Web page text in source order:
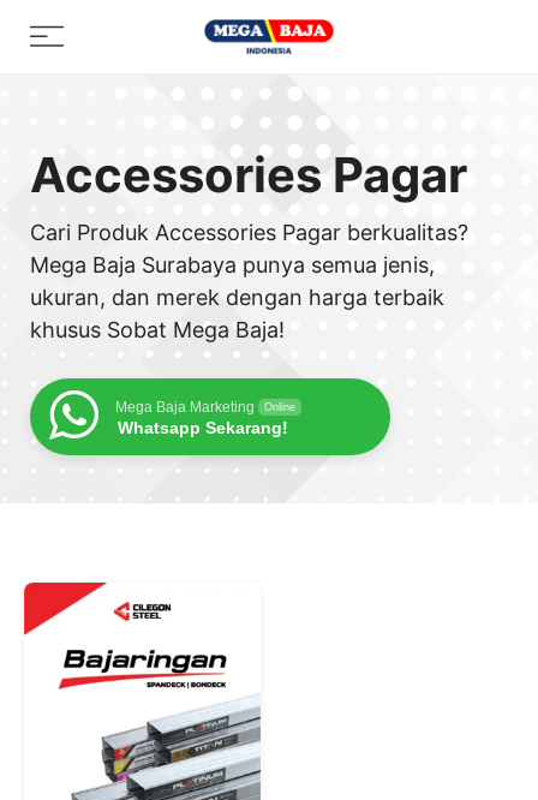
Menu
Accessories Pagar
Cari Produk Accessories Pagar berkualitas?
Mega Baja Surabaya punya semua jenis,
ukuran, dan merek dengan harga terbaik
khusus Sobat Mega Baja!
Mega Baja Marketing Online
Whatsapp Sekarang!